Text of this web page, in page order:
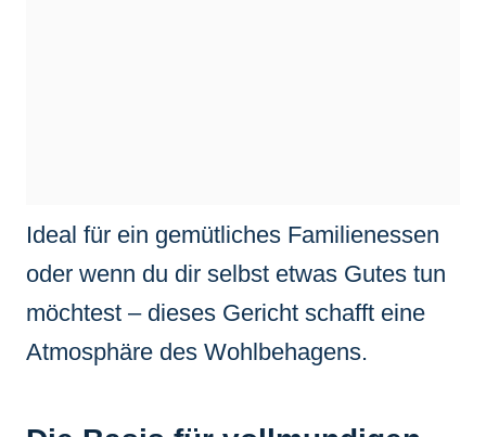
Ideal für ein gemütliches Familienessen
oder wenn du dir selbst etwas Gutes tun
möchtest – dieses Gericht schafft eine
Atmosphäre des Wohlbehagens.